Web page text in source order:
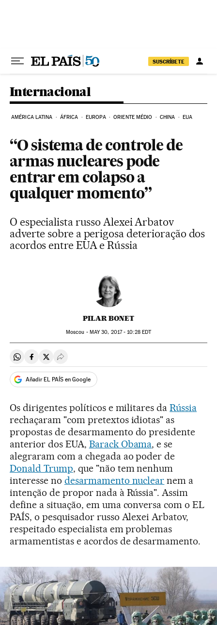
SUSCRÍBETE
Internacional
AMÉRICA LATINA ÁFRICA EUROPA ORIENTE MÉDIO CHINA EUA
“O sistema de controle de
armas nucleares pode
entrar em colapso a
qualquer momento”
O especialista russo Alexei Arbatov
adverte sobre a perigosa deterioração dos
acordos entre EUA e Rússia
PILAR BONET
Moscou - MAY30, 2017 - 10:28EDT
Compartir en Whatsapp
Compartir en Facebook
Compartir en Twitter
Desplegar Redes Sociales
Añadir EL PAÍS en Google
Os dirigentes políticos e militares daRússia
rechaçaram "com pretextos idiotas" as
propostas de desarmamento do presidente
anterior dos EUA, Barack Obama, e se
alegraram com a chegada ao poder de
Donald Trump, que "não tem nenhum
interesse no desarmamento nuclear nem a
intenção de propor nada à Rússia". Assim
define a situação, em uma conversa com o EL
PAÍS, o pesquisador russo Alexei Arbatov,
respeitado especialista em problemas
armamentistas e acordos de desarmamento.